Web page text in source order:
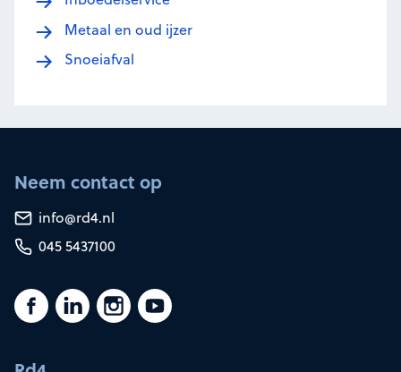
Metaal en oud ijzer
Snoeiafval
Neem contact op
info@rd4.nl
045 5437100